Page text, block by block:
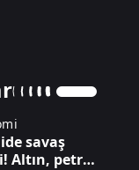
savaş
Altın, petrol